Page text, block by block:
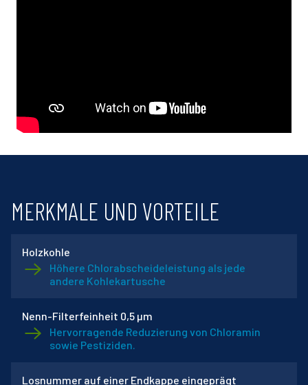
MERKMALE UND VORTEILE
Holzkohle
Höhere Chlorabscheideleistung als jede
andere Kohlekartusche
Nenn-Filterfeinheit 0,5 µm
Hervorragende Reduzierung von Chloramin
sowie Pestiziden.
Losnummer auf einer Endkappe eingeprägt